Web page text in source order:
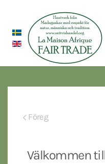
Föreg
Välkommen